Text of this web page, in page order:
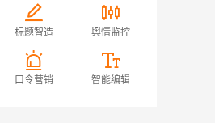
标题智造 舆情监控
口令营销 智能编辑